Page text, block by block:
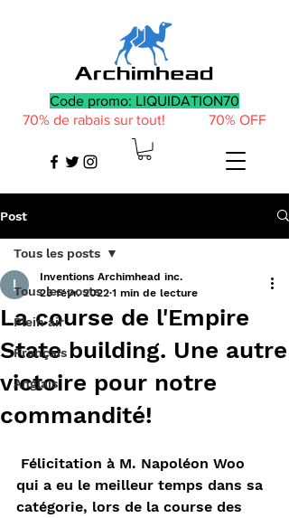
Code promo: LIQUIDATION70
70% de rabais sur tout! 70% OFF
Post
Tous les posts
Plein air
Français
Anglais
Tous les posts
La course de l'Empire
State building. Une autre
victoire pour notre
commandité!
Inventions Archimhead inc.
23 févr. 2022 1 min de lecture
qui a eu le meilleur temps dans sa
catégorie, lors de la course des